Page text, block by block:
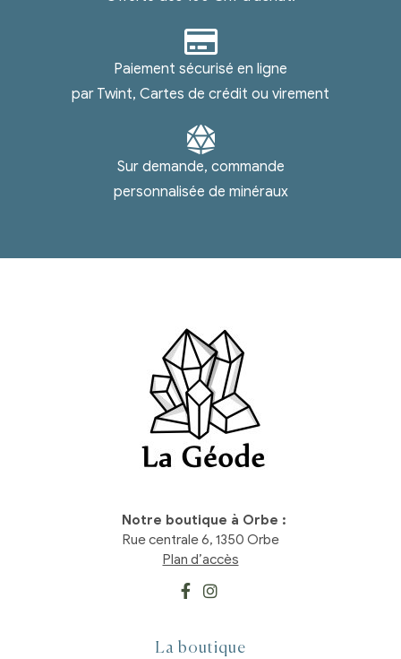
Paiement sécurisé en ligne
par Twint, Cartes de crédit ou virement
Sur demande, commande
personnalisée de minéraux
La boutique
Notre boutique à Orbe :
Rue centrale 6, 1350 Orbe
Plan d’accès